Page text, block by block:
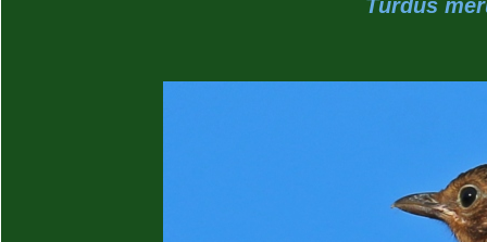
Turdus